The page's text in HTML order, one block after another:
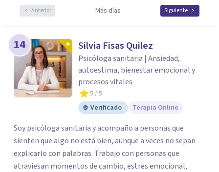
Anterior Más días Siguiente
14 Silvia Fisas Quilez
Psicóloga sanitaria | Ansiedad,
autoestima, bienestar emocional y
procesos vitales
5 / 5
Verificado
Terapia Online
Soy psicóloga sanitaria y acompaño a personas que
sienten que algo no está bien, aunque a veces no sepan
explicarlo con palabras. Trabajo con personas que
atraviesan momentos de cambio, estrés emocional,